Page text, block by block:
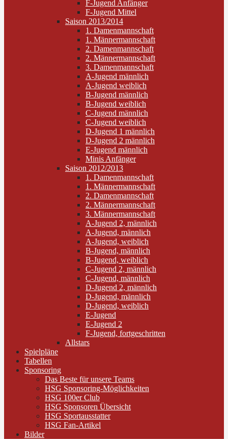
F-Jugend Anfänger
F-Jugend Mittel
Saison 2013/2014
1. Damenmannschaft
1. Männermannschaft
2. Damenmannschaft
2. Männermannschaft
3. Damenmannschaft
A-Jugend männlich
A-Jugend weiblich
B-Jugend männlich
B-Jugend weiblich
C-Jugend männlich
C-Jugend weiblich
D-Jugend 1 männlich
D-Jugend 2 männlich
E-Jugend männlich
Minis Anfänger
Saison 2012/2013
1. Damenmannschaft
1. Männermannschaft
2. Damenmannschaft
2. Männermannschaft
3. Männermannschaft
A-Jugend 2, männlich
A-Jugend, männlich
A-Jugend, weiblich
B-Jugend, männlich
B-Jugend, weiblich
C-Jugend 2, männlich
C-Jugend, männlich
D-Jugend 2, männlich
D-Jugend, männlich
D-Jugend, weiblich
E-Jugend
E-Jugend 2
F-Jugend, fortgeschritten
Allstars
Spielpläne
Tabellen
Sponsoring
Das Beste für unsere Teams
HSG Sponsoring-Möglichkeiten
HSG 100er Club
HSG Sponsoren Übersicht
HSG Sportausstatter
HSG Fan-Artikel
Bilder